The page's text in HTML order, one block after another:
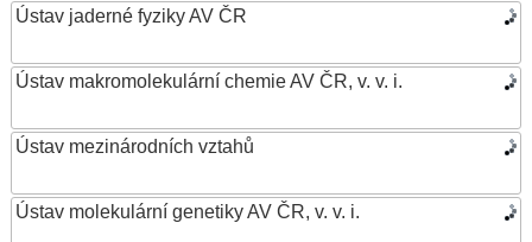
Ústav jaderné fyziky AV ČR
Ústav makromolekulární chemie AV ČR, v. v. i.
Ústav mezinárodních vztahů
Ústav molekulární genetiky AV ČR, v. v. i.